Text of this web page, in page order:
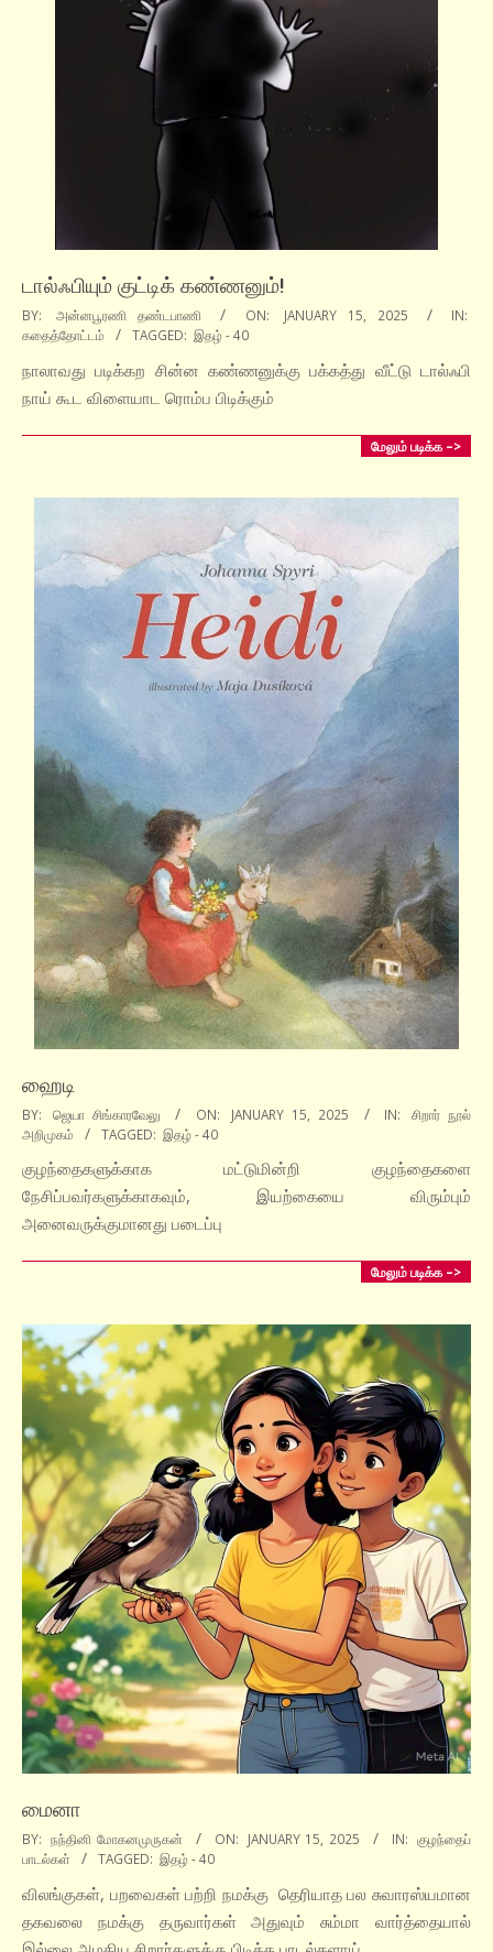
டால்ஃபியும் குட்டிக் கண்ணனும்!
2025-
01-
15
BY: அன்னபூரணி தண்டபாணி ON: JANUARY 15, 2025
IN:
கதைத்தோட்டம்
TAGGED: இதழ் - 40
நாலாவது படிக்கற சின்ன கண்ணனுக்கு பக்கத்து வீட்டு டால்ஃபி
நாய் கூட விளையாட ரொம்ப பிடிக்கும்
மேலும் படிக்க –>
ஹைடி
2025-
01-
15
BY: ஜெயா சிங்காரவேலு ON: JANUARY 15, 2025 IN:
சிறார் நூல்
அறிமுகம்
TAGGED: இதழ் - 40
குழந்தைகளுக்காக மட்டுமின்றி குழந்தைகளை
நேசிப்பவர்களுக்காகவும், இயற்கையை விரும்பும்
அனைவருக்குமானது படைப்பு
மேலும் படிக்க –>
மைனா
2025-
01-
15
BY: நந்தினி மோகனமுருகன் ON: JANUARY 15, 2025 IN: குழந்தைப்
பாடல்கள்
TAGGED: இதழ் - 40
விலங்குகள், பறவைகள் பற்றி நமக்கு தெரியாத பல சுவாரஸ்யமான
தகவலை நமக்கு தருவார்கள் அதுவும் சும்மா வார்த்தையால்